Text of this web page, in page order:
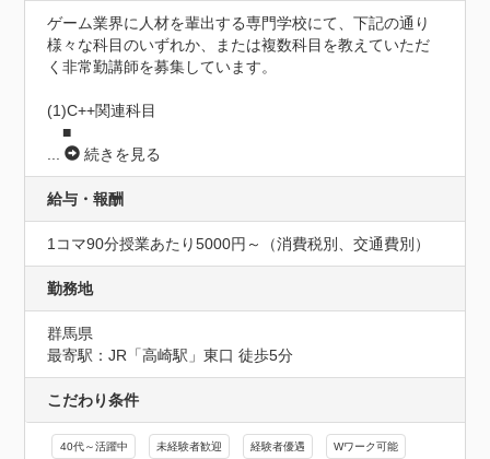
ゲーム業界に人材を輩出する専門学校にて、下記の通り
様々な科目のいずれか、または複数科目を教えていただ
く非常勤講師を募集しています。
(1)C++関連科目
■
...
続きを見る
給与・報酬
1コマ90分授業あたり5000円～（消費税別、交通費別）
勤務地
群馬県
最寄駅：JR「高崎駅」東口 徒歩5分
こだわり条件
40代～活躍中 未経験者歓迎 経験者優遇 Wワーク可能